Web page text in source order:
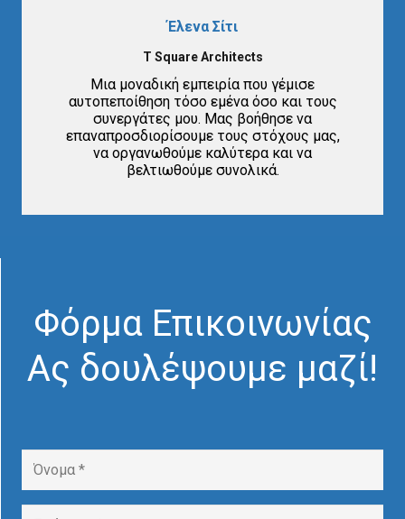
Έλενα Σίτι
T Square Architects
Μια μοναδική εμπειρία που γέμισε
αυτοπεποίθηση τόσο εμένα όσο και τους
συνεργάτες μου. Μας βοήθησε να
επαναπροσδιορίσουμε τους στόχους μας,
να οργανωθούμε καλύτερα και να
βελτιωθούμε συνολικά.
Φόρμα Επικοινωνίας
Ας δουλέψουμε μαζί!